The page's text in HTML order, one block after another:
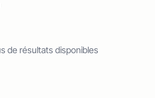
de résultats disponibles